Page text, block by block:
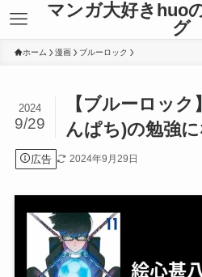
マンガ大好きhuo
グ
ホーム 漫画 ブルーロック
【ブルーロッ
んぱち)の勉強
2024
9/29
広告 2024年9月29日